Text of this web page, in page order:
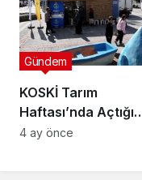
KOSKİ Tarım
Haftası’nda Açtığı
Stantta Su
Gündem
4 ay önce